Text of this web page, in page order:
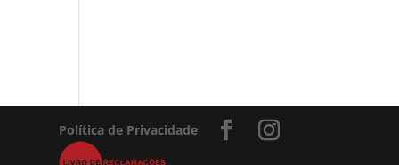
Política de Privacidade